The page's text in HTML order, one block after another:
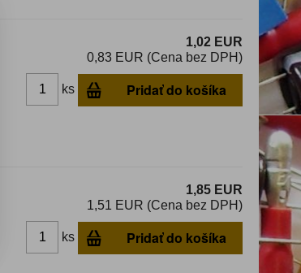
1,02 EUR
0,83 EUR (Cena bez DPH)
ks Pridať do košíka
1,85 EUR
1,51 EUR (Cena bez DPH)
ks Pridať do košíka